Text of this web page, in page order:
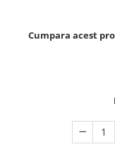
Cumpara acest